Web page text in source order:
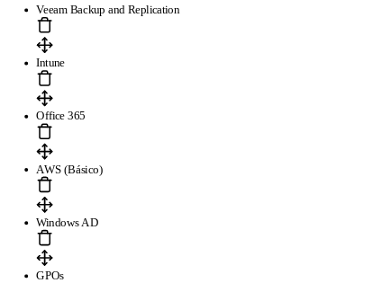
Veeam Backup and Replication
Intune
Office 365
AWS (Básico)
Windows AD
GPOs